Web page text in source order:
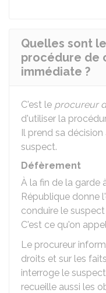
Quelles sont
procédure de
immédiate ?
C'est le procureur
d'utiliser la
Il prend sa décision
suspect.
Défèrement
À la fin de la garde
République donne
conduire le
C'est ce qu'on
Le procureur
droits et sur les
interroge le
recueille aussi les